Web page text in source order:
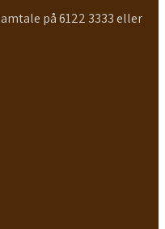
på 6122 3333 eller